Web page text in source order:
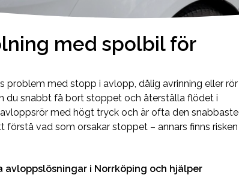
med spolbil för
problem med stopp i avlopp, dålig avrinning eller rör
du snabbt få bort stoppet och återställa flödet i
med högt tryck och är ofta den snabbaste
vad som orsakar stoppet – annars finns risken
avloppslösningar i Norrköping och hjälper